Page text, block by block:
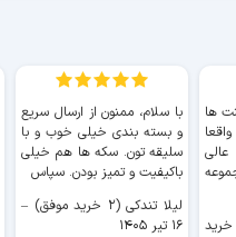
ها
جلیلیان (۱ خرید
با سلام، ممنون از ارسال سریع
و بسته بندی خیلی خوب و با
سلیقه تون. سکه ها هم خیلی
باکیفیت و تمیز بودن. سپاس
لیلا تندکی (۲ خرید موفق)
–
۱۶ تیر ۱۴۰۵